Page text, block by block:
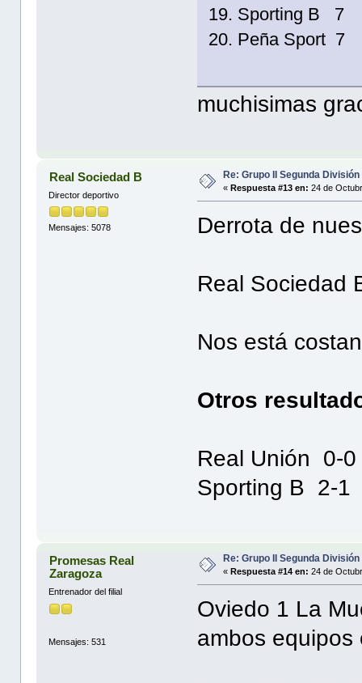
19. Sporting B 7
20. Peña Sport 7
muchisimas
Real Sociedad B
Director deportivo
Mensajes: 5078
Re: Grupo II Segunda
«Respuesta #13 en: 24 de
Derrota de
Real Sociedad
Nos está
Otros
Real Unión 0-
Sporting B 2-1
Promesas Real
Zaragoza
Entrenador del filial
Mensajes: 531
Re: Grupo II Segunda
« Respuesta #14 en: 24 de
Oviedo 1 La
ambos equipos